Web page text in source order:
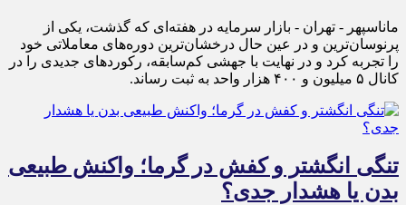
ماناسپهر - تهران - بازار سرمایه در هفته‌ای که گذشت، یکی از
پرنوسان‌ترین و در عین حال درخشان‌ترین دوره‌های معاملاتی خود
را تجربه کرد و در نهایت با جهشی کم‌سابقه، رکوردهای جدیدی را در
کانال ۵ میلیون و ۴۰۰ هزار واحد به ثبت رساند.
تنگی انگشتر و کفش در گرما؛ واکنش طبیعی
بدن یا هشدار جدی؟